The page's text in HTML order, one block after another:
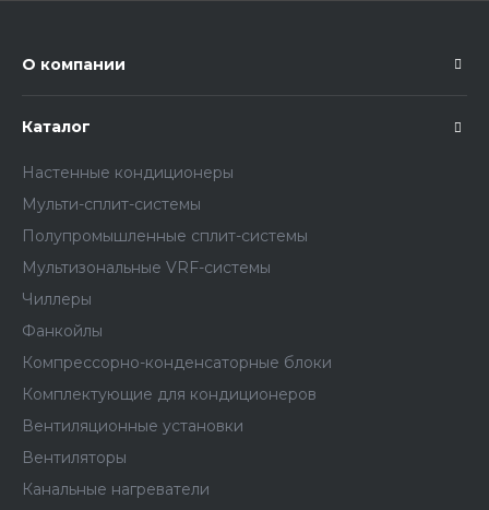
О компании
Каталог
Настенные кондиционеры
Мульти-сплит-системы
Полупромышленные сплит-системы
Мультизональные VRF-системы
Чиллеры
Фанкойлы
Компрессорно-конденсаторные блоки
Комплектующие для кондиционеров
Вентиляционные установки
Вентиляторы
Канальные нагреватели